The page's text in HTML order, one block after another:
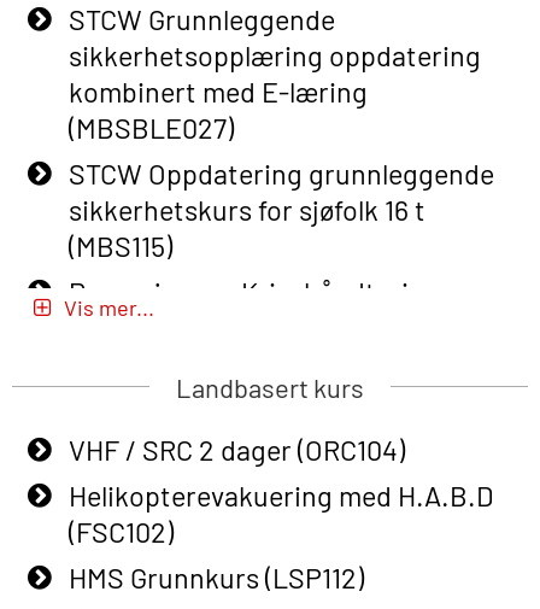
Basic Safety Training – Refresher
Course (English) (OBS1063)
Basic Safety Training – Refresher
Course (English) for emergency
response personnel with Adaptive E-
learning (OBSBLE050)
Helikopterevakuering inkl pustelunge
med adaptive e-læring (OSEBLE018)
Airpocket with E-learning (English)
Additional Basic Safety Training for
the Norwegian Sector (OBS117)
Grunnleggende Sikkerhetskurs –
Rep. for helikoptermannskap inkl.
STCW Grunnleggende
sikkerhetsopplæring oppdatering
kombinert med E-læring
(MBSBLE027)
STCW Oppdatering grunnleggende
sikkerhetskurs for sjøfolk 16 t
(MBS115)
Passasjer- og Krisehåndtering
Passasjer- og Krisehåndtering
STCW Grunnleggende
sikkerhetsopplæring for fiskere
(MBSBLE031)
STCW Grunnleggende
Vis mer...
Landbasert kurs
VHF / SRC 2 dager (ORC104)
Helikopterevakuering med H.A.B.D
(FSC102)
HMS Grunnkurs (LSP112)